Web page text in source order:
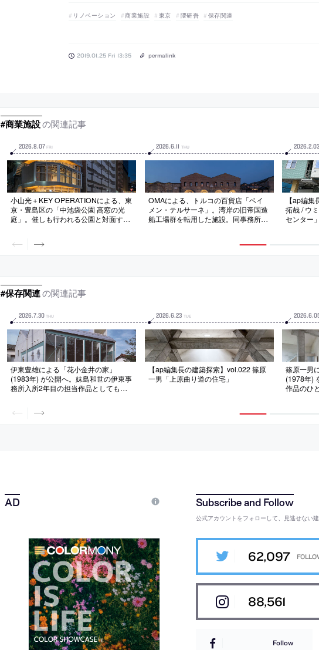
リノベーション 商業施設 東京 隈研吾 保存関連
2019.01.25 Fri 13:35 permalink
#商業施設の関連記事
2026.8.07 FRI
小山光＋KEY OPERATIONによる、東
京・豊島区の「中池袋公園 高窓の光
庭」。催しも行われる公園と対面する
分を後退させて“植栽を挿入する”断面
構成の建築を考案。内部への視認性の
2026.6.11 THU
OMAによる、トルコの百貨店「ベイ
メン・テルサーネ」。湾岸の旧帝国造
船工場群を転用した施設。同事務所が
数の構造代を挿入する構成を考案。水
平的な販売空間は通常生じる“階層
2026.2.03
【ap編
拓哉 / ウ
センター」
#保存関連の関連記事
2026.7.30 THU
伊東豊雄による「花小金井の家」
(1983年) が公開へ。妹島和世の伊東事
務所入所2年目の担当作品としても知
2026.6.23 TUE
【ap編集長の建築探索】vol.022 篠原
一男「上原曲り道の住宅」
2026.6.
篠原一男
(1978年)
作品のひ
築。詩人
まい
公式アカウントをフォローして、見逃せない建
62,097
88,561
Follow